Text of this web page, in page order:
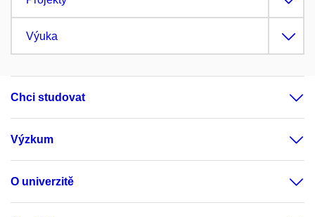
Výuka
Chci studovat
Výzkum
O univerzitě